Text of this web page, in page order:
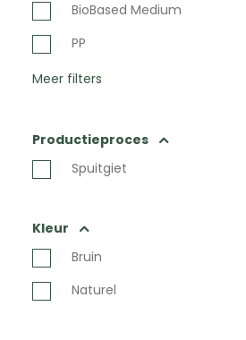
BioBased Medium
PP
Meer filters
Productieproces
Spuitgiet
Kleur
Bruin
Naturel